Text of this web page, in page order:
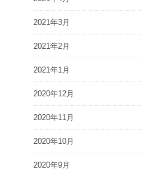
2021年3月
2021年2月
2021年1月
2020年12月
2020年11月
2020年10月
2020年9月